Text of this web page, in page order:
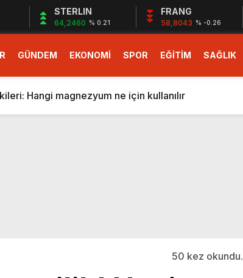
STERLIN
64,2460 % 0.21
FRANG
58,8043 % -0.26
GÜNDEM EKONOMİ SPOR EĞİTİM SAĞLIK
dev teklif
gelecek yeni özellikler belli oldu
Hangi magnezyum ne için kullanılır
başlıyor
dev teklif
50 kez okundu.